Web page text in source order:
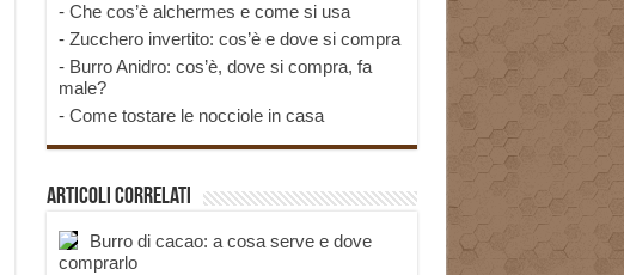
- Che cos’è alchermes e come si usa
- Zucchero invertito: cos’è e dove si compra
- Burro Anidro: cos’è, dove si compra, fa
male?
- Come tostare le nocciole in casa
Articoli correlati
Burro di cacao: a cosa serve e dove
comprarlo